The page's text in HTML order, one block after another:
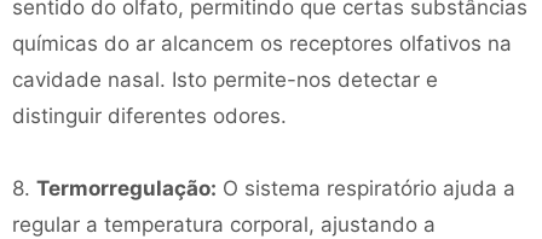
sentido do olfato, permitindo que certas substâncias
químicas do ar alcancem os receptores olfativos na
cavidade nasal. Isto permite-nos detectar e
distinguir diferentes odores.
8. Termorregulação: O sistema respiratório ajuda a
regular a temperatura corporal, ajustando a